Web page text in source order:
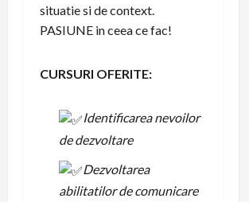
situatie si de context.
PASIUNE in ceea ce fac!
CURSURI OFERITE:
Identificarea nevoilor
de dezvoltare
Dezvoltarea
abilitatilor de comunicare